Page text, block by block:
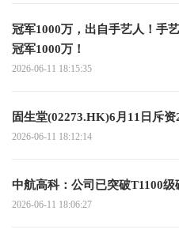
冠军1000万，出自手艺人！手
冠军1000万！
2026-06-11 18:15:35
固生堂(02273.HK)6月11日斥
2026-06-11 18:12:14
中航高科：公司已突破T1100
2026-06-11 18:06:27